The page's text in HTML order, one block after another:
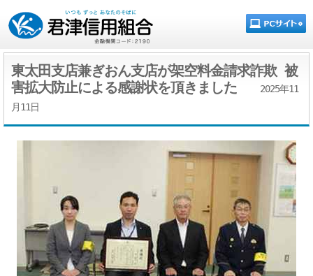
東太田支店兼ぎおん支店が架空料金請求詐欺 被
害拡大防止による感謝状を頂きました
2025年11
月11日